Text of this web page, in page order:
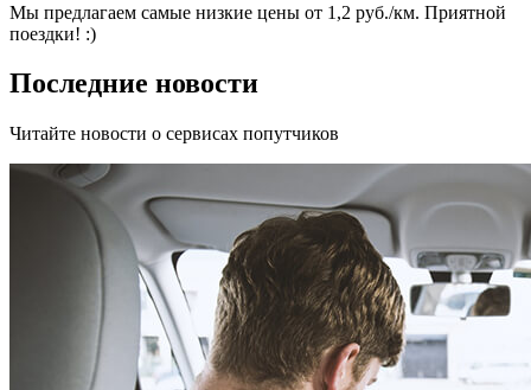
Мы предлагаем самые низкие цены от 1,2 руб./км. Приятной
поездки! :)
Последние новости
Читайте новости о сервисах попутчиков